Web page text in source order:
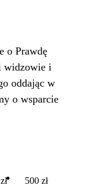
o Prawdę
widzowie i
oddając w
o wsparcie
500 zł